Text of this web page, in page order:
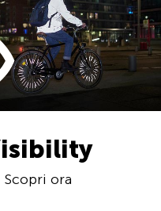
Scopri ora